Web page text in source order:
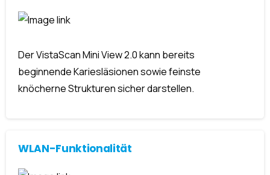
Der VistaScan Mini View 2.0 kann bereits
beginnende Kariesläsionen sowie feinste
knöcherne Strukturen sicher darstellen.
WLAN-Funktionalität